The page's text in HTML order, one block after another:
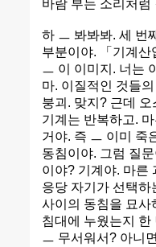
바람 부는 소리처럼
하 ㅡ 봐봐봐. 세 번
부분이야. 「기계산
ㅡ 이 이미지. 너는
마. 이질적인 것들
붕괴. 맞지? 근데
기계는 반복하고.
거야. 즉 ㅡ 이미 죽
동침이야. 그럼 질
이야? 기계야. 마른
응당 자기가 선택하
사이의 동침을 묘사
침대에 누웠는지 한
ㅡ 무서워서? 아니